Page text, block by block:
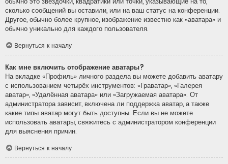
сколько сообщений вы оставили, или на ваш статус на конференции.
Другое, обычно более крупное, изображение известно как «аватара» и
обычно уникально для каждого пользователя.
Вернуться к началу
Как мне включить отображение аватары?
На вкладке «Профиль» личного раздела вы можете добавить аватару
с использованием четырёх инструментов: «Граватар», «Галерея
аватар», «Удалённая аватара» или «Загружаемая аватара». От
администратора зависит, включена ли поддержка аватар, а также
какие типы аватар могут быть доступны. Если вы не можете
использовать аватары, свяжитесь с администратором конференции
для выяснения причин.
Вернуться к началу